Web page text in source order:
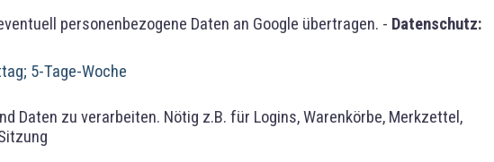
personenbezogene Daten an Google übertragen. - Datenschutz:
Daten zu verarbeiten. Nötig z.B. für Logins, Warenkörbe, Merkzettel,
5-Tage-Woche